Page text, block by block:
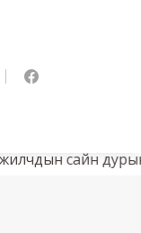
сайн дурын